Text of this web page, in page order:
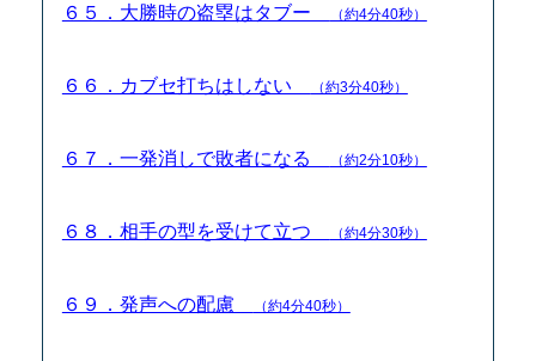
６５．大勝時の盗塁はタブー （約4分40秒）
６６．カブセ打ちはしない （約3分40秒）
６７．一発消しで敗者になる （約2分10秒）
６８．相手の型を受けて立つ （約4分30秒）
６９．発声への配慮 （約4分40秒）